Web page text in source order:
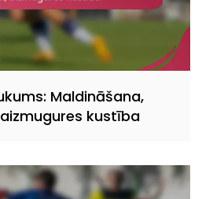
Maldināšana,
kustība